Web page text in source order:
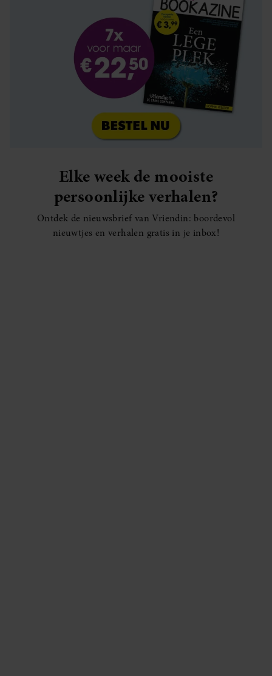
Elke week de mooiste
persoonlijke verhalen?
Ontdek de nieuwsbrief van Vriendin: boordevol
nieuwtjes en verhalen gratis in je inbox!